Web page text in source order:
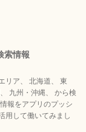
索情報
リア、 北海道、 東
九州・沖縄、 から検
報をアプリのプッシ
用して働いてみまし